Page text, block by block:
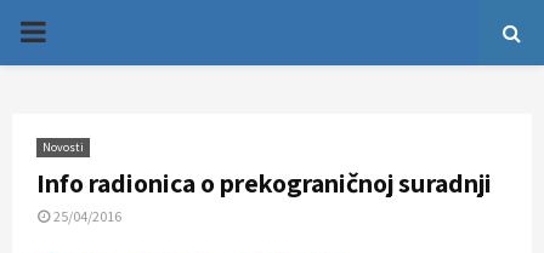
P
M
Novosti
Info radionica o prekograničnoj suradnji
25/04/2016